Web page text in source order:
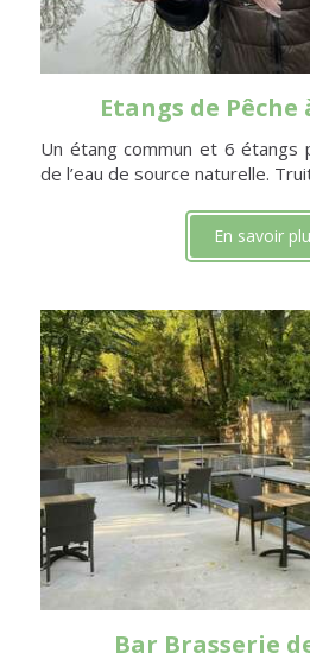
Etangs de
Un étang commun et 6 étangs
de l’eau de source naturelle.
En savoir
Bar Brasserie